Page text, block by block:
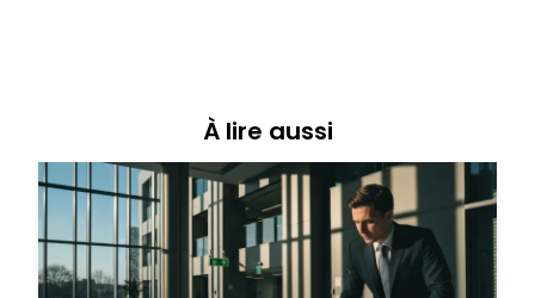
À lire aussi